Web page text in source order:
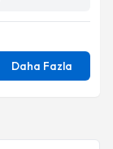
Daha Fazla